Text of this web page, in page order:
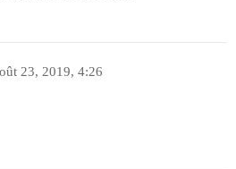
23, 2019, 4:26